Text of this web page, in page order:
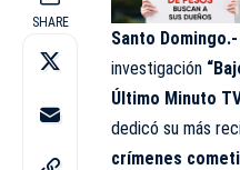
SHARE
Santo Domingo.-
investigación
Último Minuto
dedicó su más
crímenes